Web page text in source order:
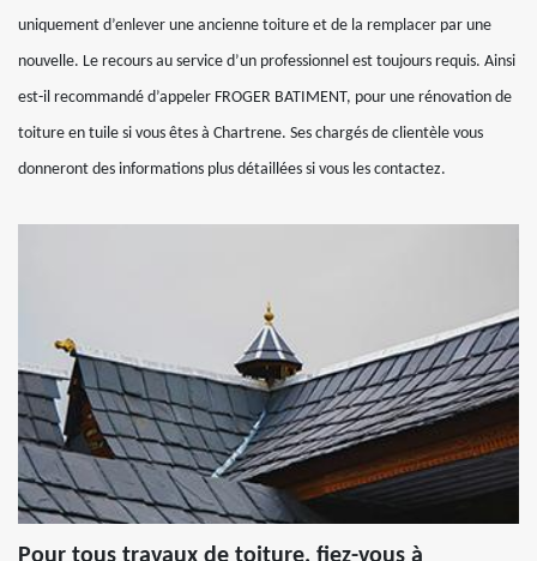
uniquement d’enlever une ancienne toiture et de la remplacer par une
nouvelle. Le recours au service d’un professionnel est toujours requis. Ainsi
est-il recommandé d’appeler FROGER BATIMENT, pour une rénovation de
toiture en tuile si vous êtes à Chartrene. Ses chargés de clientèle vous
donneront des informations plus détaillées si vous les contactez.
Pour tous travaux de toiture, fiez-vous à